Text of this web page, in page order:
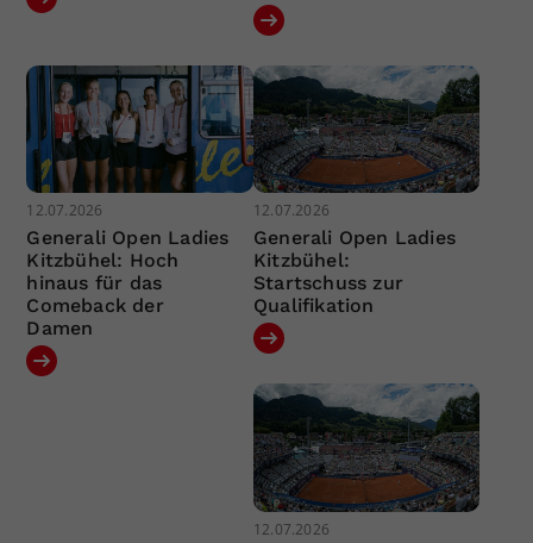
12.07.2026
Generali Open Ladies
Kitzbühel: Hoch
hinaus für das
Comeback der
Damen
12.07.2026
Generali Open Ladies
Kitzbühel:
Startschuss zur
Qualifikation
12.07.2026